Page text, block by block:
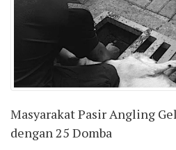
Masyarakat Pasir Angling
dengan 25 Domba